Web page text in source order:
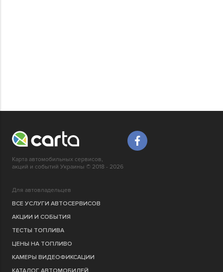
Карта автомобильных сервисов,
акций и событий Украины © 2018 - 2026
Для автовладельцев
ВСЕ УСЛУГИ АВТОСЕРВИСОВ
АКЦИИ И СОБЫТИЯ
ТЕСТЫ ТОПЛИВА
ЦЕНЫ НА ТОПЛИВО
КАМЕРЫ ВИДЕОФИКСАЦИИ